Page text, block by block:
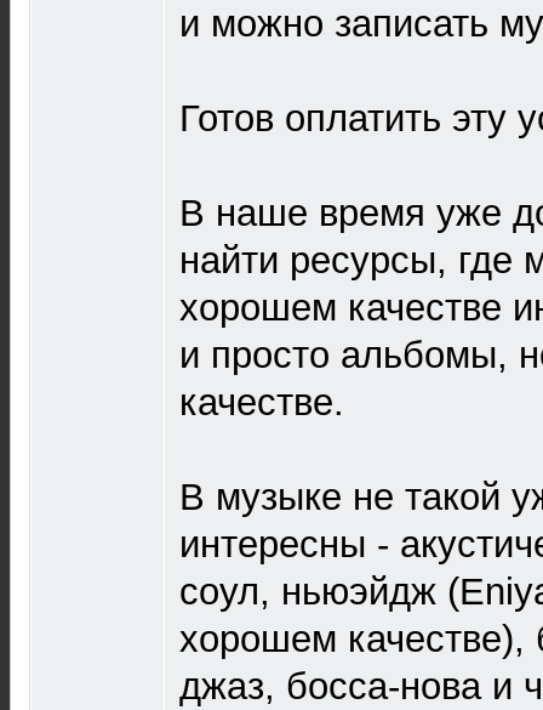
и можно записать
Готов оплатить эту
В наше время уже
найти ресурсы, где
хорошем качестве
и просто альбомы,
качестве.
В музыке не такой
интересны -
соул, ньюэйдж
хорошем качестве),
джаз, босса-нова и